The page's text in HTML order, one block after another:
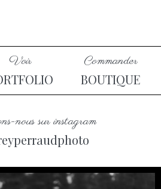
Voir
Commander
BOUTIQUE
nous sur instagram